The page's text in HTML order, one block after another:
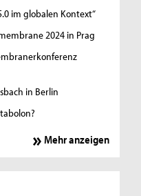
im globalen Kontext“
2024 in Prag
in Berlin
Mehr anzeigen